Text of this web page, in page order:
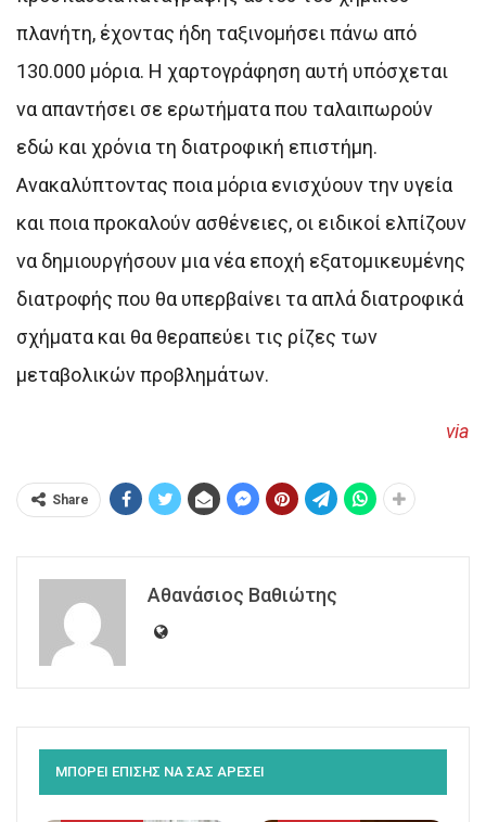
πλανήτη, έχοντας ήδη ταξινομήσει πάνω από
130.000 μόρια. Η χαρτογράφηση αυτή υπόσχεται
να απαντήσει σε ερωτήματα που ταλαιπωρούν
εδώ και χρόνια τη διατροφική επιστήμη.
Ανακαλύπτοντας ποια μόρια ενισχύουν την υγεία
και ποια προκαλούν ασθένειες, οι ειδικοί ελπίζουν
να δημιουργήσουν μια νέα εποχή εξατομικευμένης
διατροφής που θα υπερβαίνει τα απλά διατροφικά
σχήματα και θα θεραπεύει τις ρίζες των
μεταβολικών προβλημάτων.
via
Share
Αθανάσιος Βαθιώτης
ΜΠΟΡΕΙ ΕΠΙΣΗΣ ΝΑ ΣΑΣ ΑΡΕΣΕΙ